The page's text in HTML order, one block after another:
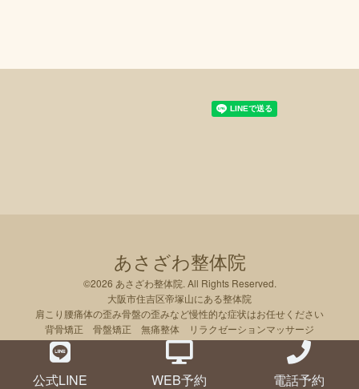
あさざわ整体院
©2026 あさざわ整体院. All Rights Reserved.
大阪市住吉区帝塚山にある整体院
肩こり腰痛体の歪み骨盤の歪みなど慢性的な症状はお任せください
背骨矯正 骨盤矯正 無痛整体 リラクゼーションマッサージ
公式LINE WEB予約 電話予約